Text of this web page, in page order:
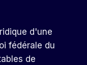
d'une
fédérale du
de